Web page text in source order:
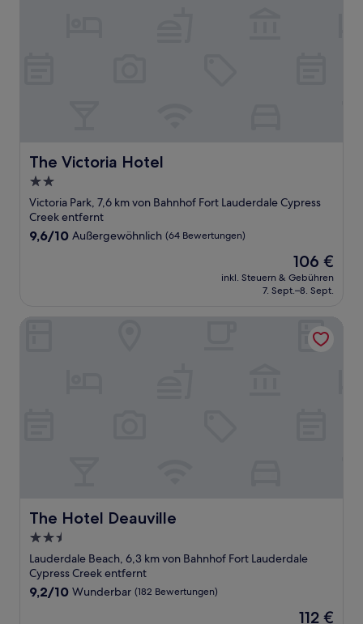
The Victoria Hotel
The Victoria Hotel
2.0-
Sterne-
Unterkunft
Victoria Park, 7,6 km von Bahnhof Fort Lauderdale Cypress
Creek entfernt
9.6
9,6/10 Außergewöhnlich (64 Bewertungen)
Der
Preis
beträgt
106 €
inkl. Steuern & Gebühren
7. Sept.–8. Sept.
The Hotel Deauville
The Hotel Deauville
2.5-
Sterne-
Unterkunft
Lauderdale Beach, 6,3 km von Bahnhof Fort Lauderdale
Cypress Creek entfernt
9.2
9,2/10 Wunderbar (182 Bewertungen)
Der
112 €